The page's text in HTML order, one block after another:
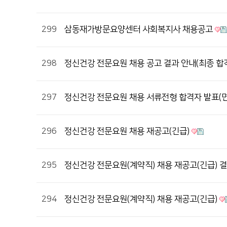
299 삼동재가방문요양센터 사회복지사 채용공고
298 정신건강 전문요원 채용 공고 결과 안내(최종 합
297 정신건강 전문요원 채용 서류전형 합격자 발표(
296 정신건강 전문요원 채용 재공고(긴급)
295 정신건강 전문요원(계약직) 채용 재공고(긴급)
294 정신건강 전문요원(계약직) 채용 재공고(긴급)